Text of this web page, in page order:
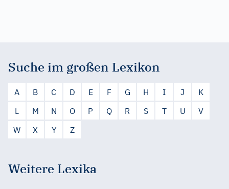
Suche im großen Lexikon
A B C D E F G H I J
K
L
M N O P Q R S T U
V
W
X Y Z
Weitere Lexika